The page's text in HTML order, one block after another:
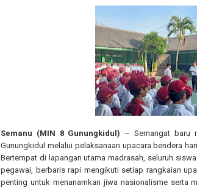
Semanu (MIN 8 Gunungkidul) – Semangat baru
Gunungkidul melalui pelaksanaan upacara bendera
Bertempat di lapangan utama madrasah, seluruh
pegawai, berbaris rapi mengikuti setiap rangkaian
penting untuk menanamkan jiwa nasionalisme serta